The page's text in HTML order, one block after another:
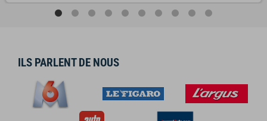
ILS PARLENT DE NOUS